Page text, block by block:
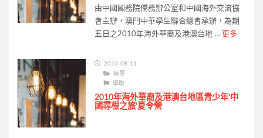
由中國國務院僑務辦公室和中國海外交流協
會主辦，澳門中華學生聯合總會承辦，為期
五日之2010年海外華裔及港澳台地 … 更多
2010-08-11
時事
學聯
2010年海外華裔及港澳台地區青少年‘中
國尋根之旅’夏令營